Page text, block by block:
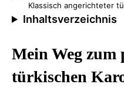
Klassisch angerichteter
Inhaltsverzeichnis
Mein Weg zum
türkischen